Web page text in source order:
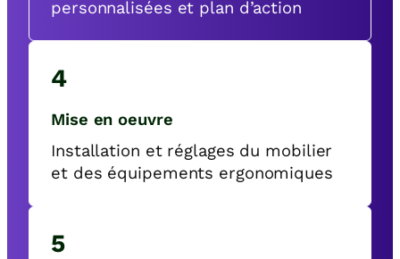
personnalisées et plan d’action
4
Mise en oeuvre
Installation et réglages du mobilier
et des équipements ergonomiques
5